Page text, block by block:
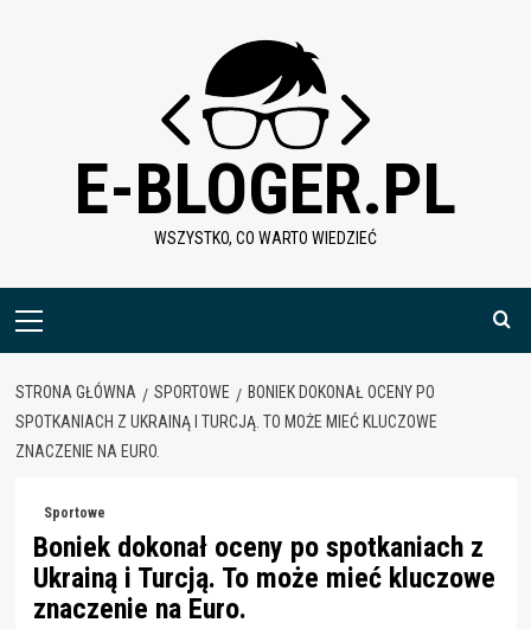
E-BLOGER.PL
WSZYSTKO, CO WARTO WIEDZIEĆ
Menu
STRONA GŁÓWNA SPORTOWE
BONIEK DOKONAŁ OCENY PO
SPOTKANIACH Z UKRAINĄ I TURCJĄ. TO MOŻE MIEĆ KLUCZOWE
ZNACZENIE NA EURO.
Sportowe
Boniek dokonał oceny po spotkaniach z
Ukrainą i Turcją. To może mieć kluczowe
znaczenie na Euro.